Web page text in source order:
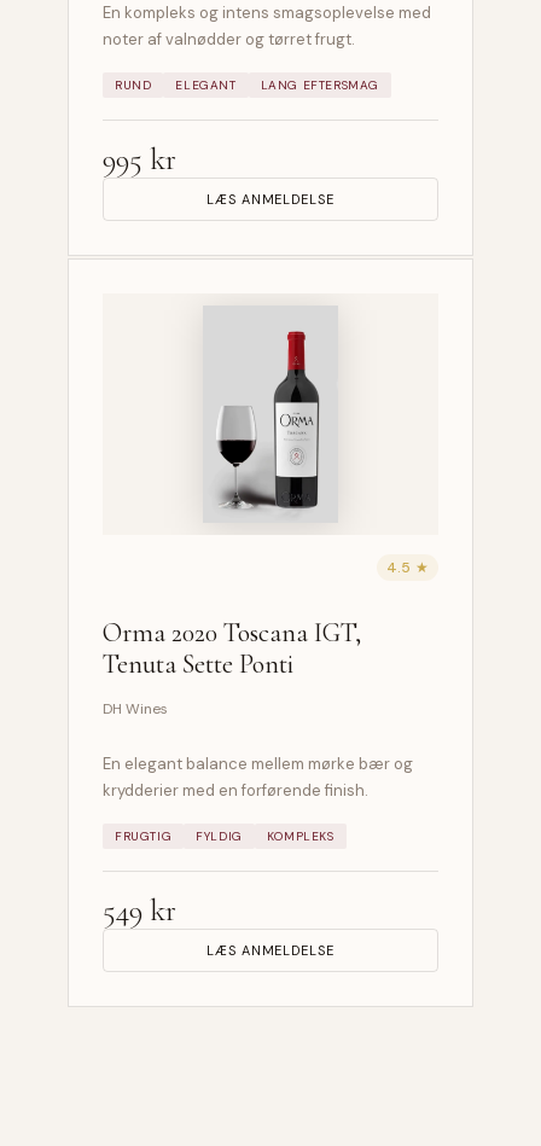
En kompleks og intens smagsoplevelse med
noter af valnødder og tørret frugt.
RUND ELEGANT LANG EFTERSMAG
995 kr
LÆS ANMELDELSE
4.5 ★
Orma 2020 Toscana IGT,
Tenuta Sette Ponti
DH Wines
En elegant balance mellem mørke bær og
krydderier med en forførende finish.
FRUGTIG FYLDIG KOMPLEKS
549 kr
LÆS ANMELDELSE